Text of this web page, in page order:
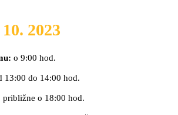
2023
o 9:00 hod.
13:00 do 14:00 hod.
približne o 18:00 hod.